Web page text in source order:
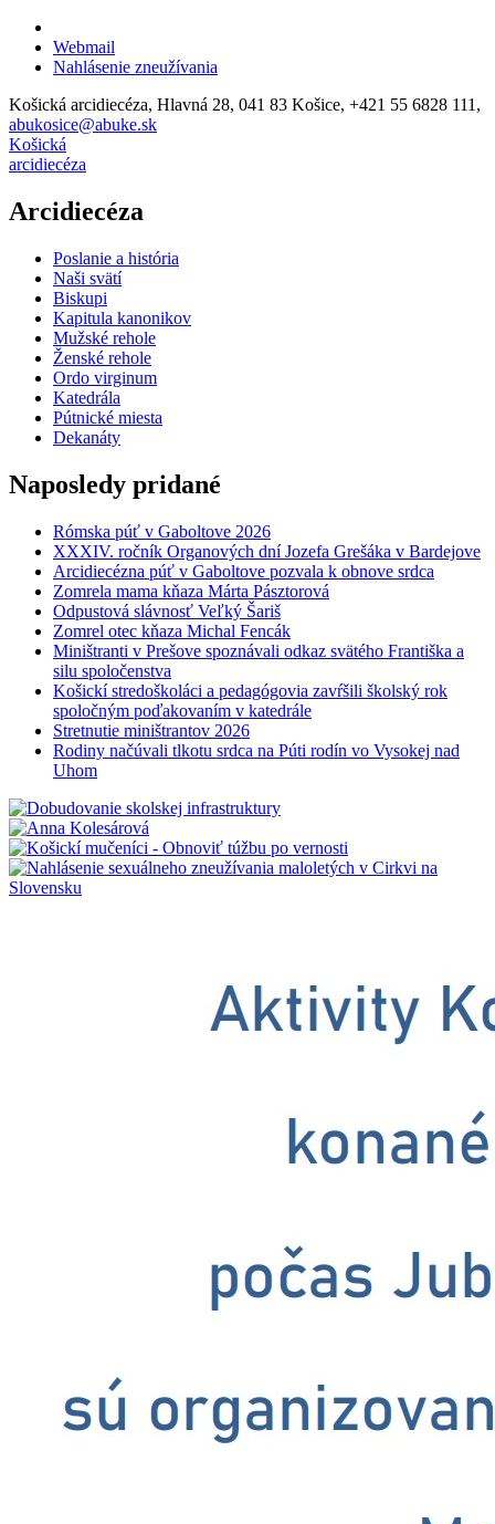
Webmail
Nahlásenie zneužívania
Košická arcidiecéza, Hlavná 28, 041 83 Košice, +421 55 6828 111,
abukosice@abuke.sk
Košická
arcidiecéza
Arcidiecéza
Poslanie a história
Naši svätí
Biskupi
Kapitula kanonikov
Mužské rehole
Ženské rehole
Ordo virginum
Katedrála
Pútnické miesta
Dekanáty
Naposledy pridané
Rómska púť v Gaboltove 2026
XXXIV. ročník Organových dní Jozefa Grešáka v Bardejove
Arcidiecézna púť v Gaboltove pozvala k obnove srdca
Zomrela mama kňaza Márta Pásztorová
Odpustová slávnosť Veľký Šariš
Zomrel otec kňaza Michal Fencák
Miništranti v Prešove spoznávali odkaz svätého Františka a
silu spoločenstva
Košickí stredoškoláci a pedagógovia zavŕšili školský rok
spoločným poďakovaním v katedrále
Stretnutie miništrantov 2026
Rodiny načúvali tlkotu srdca na Púti rodín vo Vysokej nad
Uhom